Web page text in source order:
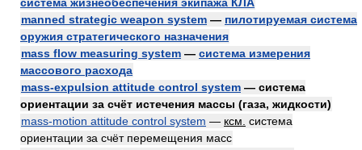
manned strategic weapon system — пилотируемая система
оружия стратегического назначения
mass flow measuring system — система измерения
массового расхода
mass-expulsion attitude control system — система
ориентации за счёт истечения массы (газа, жидкости)
mass-motion attitude control system — ксм. система
ориентации за счёт перемещения масс